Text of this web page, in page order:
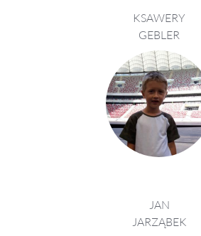
KSAWERY
GEBLER
JAN
JARZĄBEK